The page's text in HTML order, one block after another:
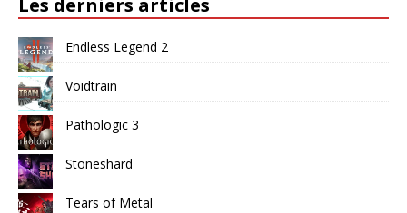
Les derniers articles
Endless Legend 2
Voidtrain
Pathologic 3
Stoneshard
Tears of Metal